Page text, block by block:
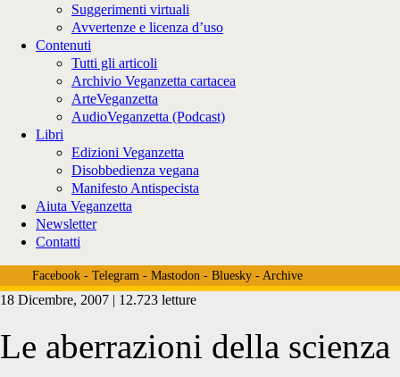
Suggerimenti virtuali
Avvertenze e licenza d’uso
Contenuti
Tutti gli articoli
Archivio Veganzetta cartacea
ArteVeganzetta
AudioVeganzetta (Podcast)
Libri
Edizioni Veganzetta
Disobbedienza vegana
Manifesto Antispecista
Aiuta Veganzetta
Newsletter
Contatti
Facebook- Telegram- Mastodon- Bluesky- Archive
18 Dicembre, 2007 | 12.723 letture
Le aberrazioni della scienza